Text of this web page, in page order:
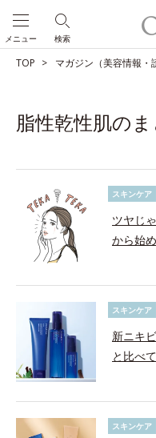
検索
メニュー
TOP マガジン（美容情報・
脂性乾性肌の
スキンケア
ツヤじ
から始
スキンケア
新ニキ
と比べ
スキンケア